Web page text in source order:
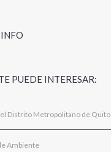
PUEDE INTERESAR:
Distrito Metropolitano de Quito
Ambiente